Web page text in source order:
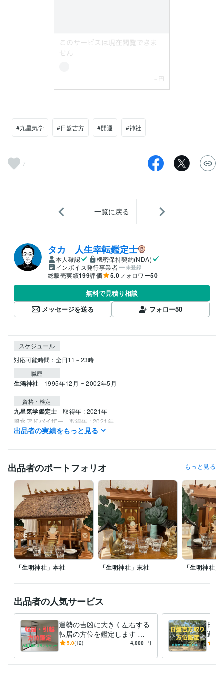
#九星気学 #日盤吉方 #開運 #神社
7
一覧に戻る
タカ 人生幸転鑑定士
本人確認
機密保持契約(NDA)
インボイス発行事業者
未登録
総販売実績199評価 5.0フォロワー50
無料で見積り相談
メッセージを送る
フォロー50
スケジュール
職歴
生鴻神社 1995年12月 ~ 2002年5月
資格・検定
九星気学鑑定士 取得年 : 2021年
風水アドバイザー 取得年 : 2021年
姓名判断鑑定士 取得年 : 2022年
調理師 取得年 : 1990年
その他ツール
神道行者（神道指紋易・神霊伺い・御祈願・お祓い等）:28年
霊相（霊視・除霊・浄霊等）:28年九星気学鑑定（方位学）:28年
霊理姓名学判断（鑑定）:27年
得意分野
占い 九星気学鑑定 病気平癒（霊視・浄霊） 心願成就 水子霊供養
故人供養
九星気学 方位学 運命学 占い 開運 神道 御祈願 霊視
お祓い
供養
出品者の実績をもっと見る
出品者のポートフォリオ もっと見る
「生明神社」本社 「生明神社」末社 「生明神社」
出品者の人気サービス
運勢の吉凶に大きく左右する
転居の方位を鑑定します ー
転居・引越で人生を狂わさな
ー
5.0(12) 4,000 円
日盤
運に
ー
定）